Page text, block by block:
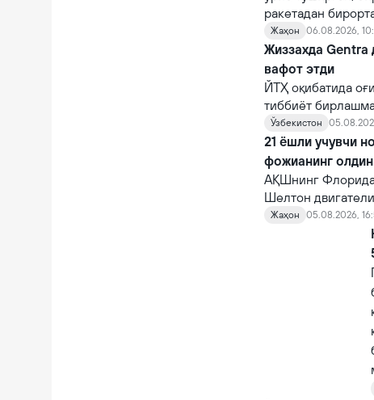
ракетадан
Жаҳон 06.08.2026,
Жиззахда Gentra
вафот этди
ЙТҲ оқибатида
тиббиёт
шифокорлар
қарамасдан, у
Ўзбекистон
21 ёшли учувчи
фожианинг
АҚШнинг Флорида
Шелтон
10
фожианинг
Жаҳон 05.08.2026,